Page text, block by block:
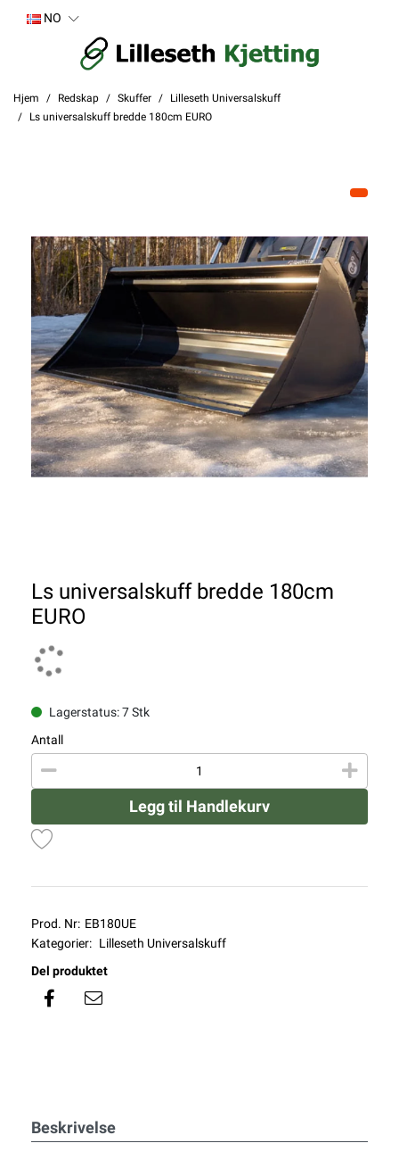
NO
Hjem Redskap Skuffer
Lilleseth Universalskuff
Ls universalskuff bredde 180cm EURO
Ls universalskuff bredde 180cm
EURO
Lagerstatus: 7 Stk
Antall
Legg til Handlekurv
Prod. Nr: EB180UE
Kategorier: Lilleseth Universalskuff
Del produktet
Beskrivelse